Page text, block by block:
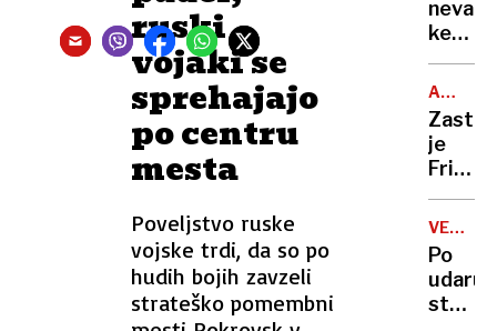
ruski
vojaki se
sprehajajo
po centru
mesta
Poveljstvo ruske
vojske trdi, da so po
hudih bojih zavzeli
strateško pomembni
je
nož
in se
sama.«
tudi
v
znamk
ASTRID
je
Fritzla
in se
v
Zdaj
VELIKA
Po
udaru
strele